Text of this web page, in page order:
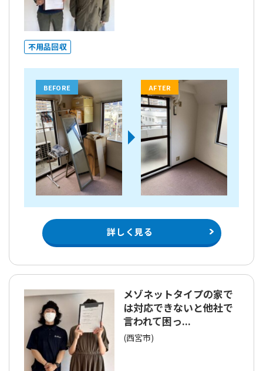
不用品回収
BEFORE AFTER
詳しく見る
メゾネットタイプの家で
は対応できないと他社で
言われて困っ...
(西宮市)